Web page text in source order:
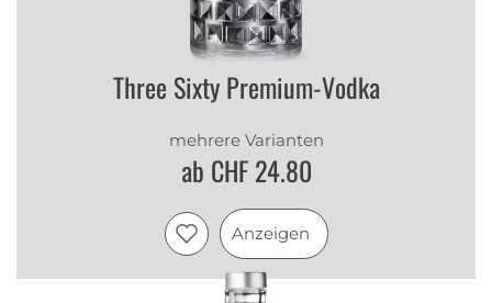
Three Sixty Premium-Vodka
mehrere Varianten
ab CHF 24.80
Anzeigen